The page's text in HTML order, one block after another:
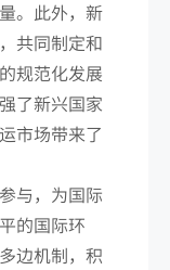
。此外，新
共同制定和
规范化发展
了新兴国家
市场带来了
与，为国际
的国际环
边机制，积